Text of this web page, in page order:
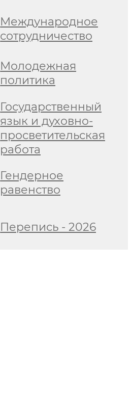
Международное
сотрудничество
Молодежная
политика
Государственный
язык и духовно-
просветительская
работа
Гендерное
равенство
Перепись - 2026